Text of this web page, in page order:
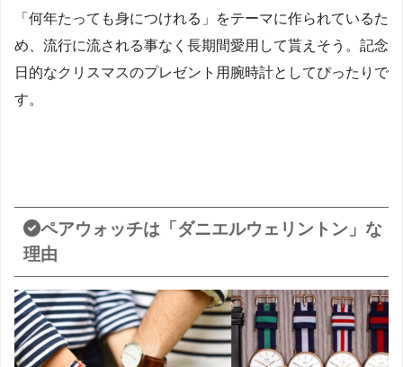
「何年たっても身につけれる」をテーマに作られているた
め、流行に流される事なく長期間愛用して貰えそう。記念
日的なクリスマスのプレゼント用腕時計としてぴったりで
す。
ペアウォッチは「ダニエルウェリントン」な
理由